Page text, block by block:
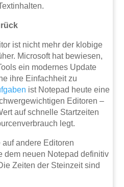
ist nicht mehr der klobige
Microsoft hat bewiesen,
ein modernes Update
ihre Einfachheit zu
ist Notepad heute eine
Editoren –
auf schnelle Startzeiten
legt.
andere Editoren
dem neuen Notepad definitiv
Zeiten der Steinzeit sind